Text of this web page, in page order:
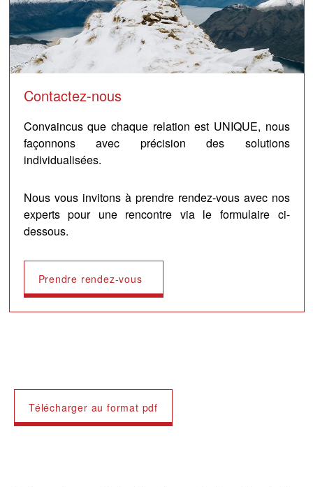
Contactez-nous
Convaincus que chaque relation est UNIQUE, nous
façonnons avec précision des solutions
individualisées.
Nous vous invitons à prendre rendez-vous avec nos
experts pour une rencontre via le formulaire ci-
dessous.
Prendre rendez-vous
Télécharger au format pdf